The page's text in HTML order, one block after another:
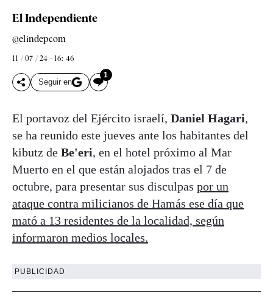
El Independiente
@elindepcom
11 / 07 / 24 - 16: 46
Seguir en
1
El portavoz del Ejército israelí, Daniel Hagari,
se ha reunido este jueves ante los habitantes del
kibutz de Be'eri, en el hotel próximo al Mar
Muerto en el que están alojados tras el 7 de
octubre, para presentar sus disculpas por un
ataque contra milicianos de Hamás ese día que
mató a 13 residentes de la localidad, según
informaron medios locales.
PUBLICIDAD